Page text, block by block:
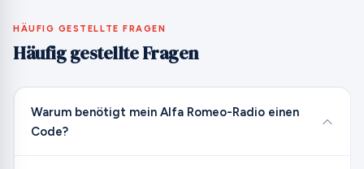
HÄUFIG GESTELLTE FRAGEN
Häufig gestellte Fragen
Warum benötigt mein Alfa Romeo-Radio einen
Code?